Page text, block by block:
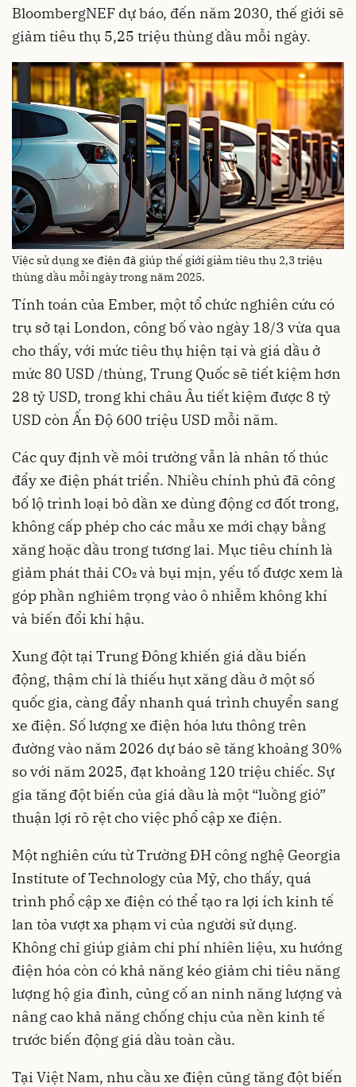
BloombergNEF dự báo, đến năm 2030, thế giới sẽ
giảm tiêu thụ 5,25 triệu thùng dầu mỗi ngày.
Việc sử dụng xe điện đã giúp thế giới giảm tiêu thụ 2,3 triệu
thùng dầu mỗi ngày trong năm 2025.
Tính toán của Ember, một tổ chức nghiên cứu có
trụ sở tại London, công bố vào ngày 18/3 vừa qua
cho thấy, với mức tiêu thụ hiện tại và giá dầu ở
mức 80 USD /thùng, Trung Quốc sẽ tiết kiệm hơn
28 tỷ USD, trong khi châu Âu tiết kiệm được 8 tỷ
USD còn Ấn Độ 600 triệu USD mỗi năm.
Các quy định về môi trường vẫn là nhân tố thúc
đẩy xe điện phát triển. Nhiều chính phủ đã công
bố lộ trình loại bỏ dần xe dùng động cơ đốt trong,
không cấp phép cho các mẫu xe mới chạy bằng
xăng hoặc dầu trong tương lai. Mục tiêu chính là
giảm phát thải CO₂ và bụi mịn, yếu tố được xem là
góp phần nghiêm trọng vào ô nhiễm không khí
và biến đổi khí hậu.
Xung đột tại Trung Đông khiến giá dầu biến
động, thậm chí là thiếu hụt xăng dầu ở một số
quốc gia, càng đẩy nhanh quá trình chuyển sang
xe điện. Số lượng xe điện hóa lưu thông trên
đường vào năm 2026 dự báo sẽ tăng khoảng 30%
so với năm 2025, đạt khoảng 120 triệu chiếc. Sự
gia tăng đột biến của giá dầu là một “luồng gió”
thuận lợi rõ rệt cho việc phổ cập xe điện.
Một nghiên cứu từ Trường ĐH công nghệ Georgia
Institute of Technology của Mỹ, cho thấy, quá
trình phổ cập xe điện có thể tạo ra lợi ích kinh tế
lan tỏa vượt xa phạm vi của người sử dụng.
Không chỉ giúp giảm chi phí nhiên liệu, xu hướng
điện hóa còn có khả năng kéo giảm chi tiêu năng
lượng hộ gia đình, củng cố an ninh năng lượng và
nâng cao khả năng chống chịu của nền kinh tế
trước biến động giá dầu toàn cầu.
Tại Việt Nam, nhu cầu xe điện cũng tăng đột biến